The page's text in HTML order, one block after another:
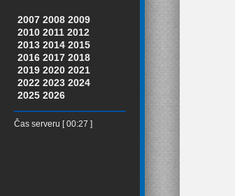
2007 2008 2009
2010 2011 2012
2013 2014 2015
2016 2017 2018
2019 2020 2021
2022 2023 2024
2025 2026
Čas serveru [ 00:27 ]